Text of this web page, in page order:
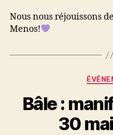
Nous nous réjouissons
Menos!
Bâle :
30